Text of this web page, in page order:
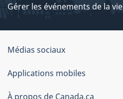
Gérer les événements de la vie
Organisation
du
gouvernement
Médias sociaux
Applications mobiles
À propos de Canada.ca